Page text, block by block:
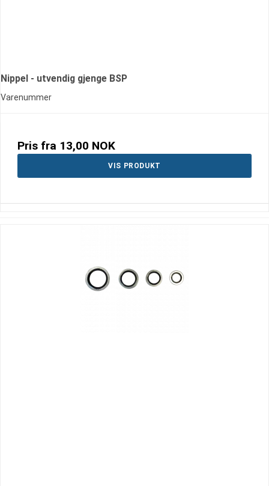
Nippel - utvendig gjenge BSP
Varenummer
Pris fra 13,00 NOK
VIS PRODUKT